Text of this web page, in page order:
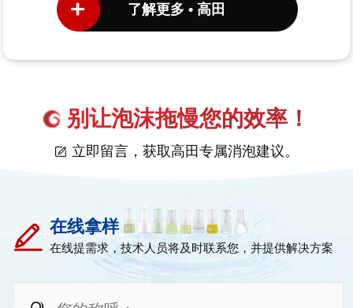
了解更多 • 高田
别让泡沫拖慢您的效率！
立即留言，获取高田专属消泡建议。
在线拿样
在线提需求，技术人员将及时联系您，并提供解决方案